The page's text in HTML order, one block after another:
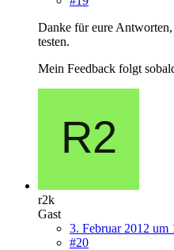
Danke für eure
testen.
Mein Feedback folgt
r2k
Gast
3. Februar 2012 um
#20